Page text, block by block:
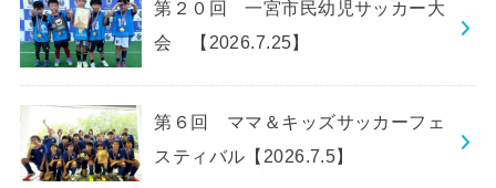
第２０回 一宮市民幼児サッカー大
会 【2026.7.25】
第６回 ママ＆キッズサッカーフェ
スティバル【2026.7.5】